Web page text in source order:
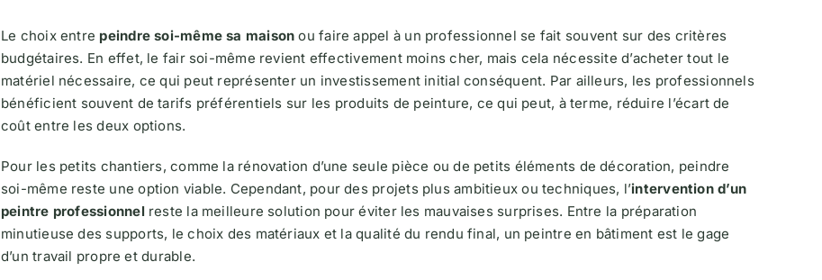
Le choix entre peindre soi-même sa maison ou faire appel à un professionnel se fait souvent sur des critères
budgétaires. En effet, le fair soi-même revient effectivement moins cher, mais cela nécessite d’acheter tout le
matériel nécessaire, ce qui peut représenter un investissement initial conséquent. Par ailleurs, les professionnels
bénéficient souvent de tarifs préférentiels sur les produits de peinture, ce qui peut, à terme, réduire l’écart de
coût entre les deux options.
Pour les petits chantiers, comme la rénovation d’une seule pièce ou de petits éléments de décoration, peindre
soi-même reste une option viable. Cependant, pour des projets plus ambitieux ou techniques, l’intervention d’un
peintre professionnelreste la meilleure solution pour éviter les mauvaises surprises. Entre la préparation
minutieuse des supports, le choix des matériaux et la qualité du rendu final, un peintre en bâtiment est le gage
d’un travail propre et durable.